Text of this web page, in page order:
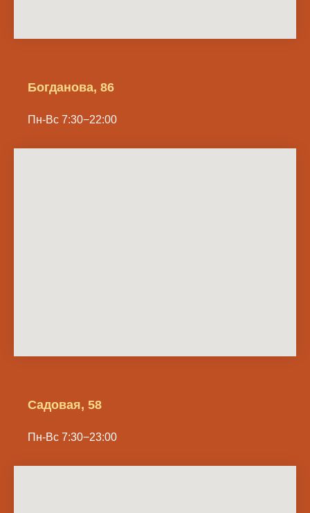
Богданова, 86
Пн-Вс 7:30−22:00
Садовая, 58
Пн-Вс 7:30−23:00